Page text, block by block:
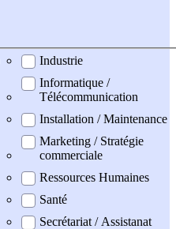
Industrie
Informatique /
Télécommunication
Installation / Maintenance
Marketing / Stratégie
commerciale
Ressources Humaines
Santé
Secrétariat / Assistanat